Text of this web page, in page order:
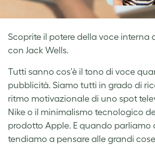
Scoprite il potere della voce interna
con Jack Wells.
Tutti sanno cos’è il tono di voce
pubblicità. Siamo tutti in grado di
ritmo motivazionale di uno spot
Nike o il minimalismo tecnologico
prodotto Apple. E quando parliamo
tendiamo a pensare alle grandi